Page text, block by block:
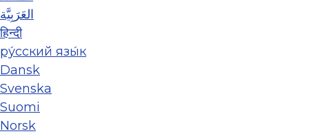
العَرَبِيَّة
हिन्दी
ру́сский язы́к
Dansk
Svenska
Suomi
Norsk